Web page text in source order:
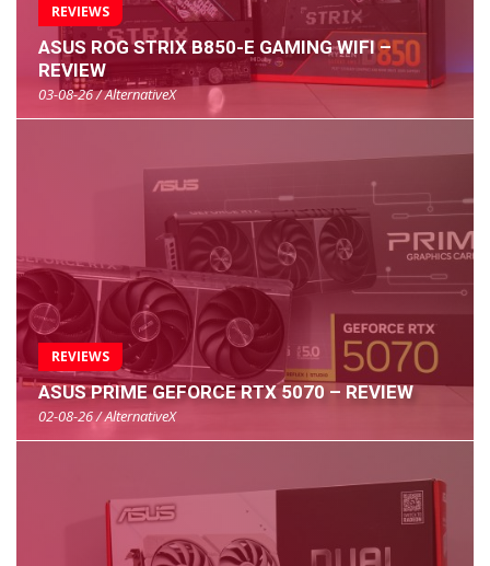
REVIEWS
ASUS ROG STRIX B850-E GAMING WIFI –
REVIEW
03-08-26 / AlternativeX
REVIEWS
ASUS PRIME GEFORCE RTX 5070 – REVIEW
02-08-26 / AlternativeX